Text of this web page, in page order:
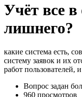
Учёт все в
лишнего?
какие система есть,
систему заявок и их
работ пользователей,
Вопрос задан
960 просмотров